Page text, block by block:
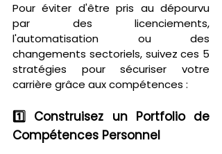
Pour éviter d'être pris au dépourvu
par des licenciements,
l'automatisation ou des
changements sectoriels, suivez ces 5
stratégies pour sécuriser votre
carrière grâce aux compétences :
1️⃣ Construisez un Portfolio de
Compétences Personnel